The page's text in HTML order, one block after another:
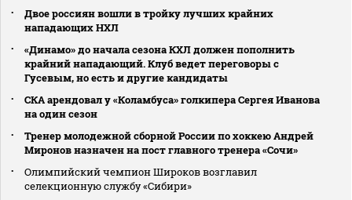
Двое россиян вошли в тройку лучших крайних
нападающих НХЛ
«Динамо» до начала сезона КХЛ должен пополнить
крайний нападающий. Клуб ведет переговоры с
Гусевым, но есть и другие кандидаты
СКА арендовал у «Коламбуса» голкипера Сергея Иванова
на один сезон
Тренер молодежной сборной России по хоккею Андрей
Миронов назначен на пост главного тренера «Сочи»
Олимпийский чемпион Широков возглавил
селекционную службу «Сибири»